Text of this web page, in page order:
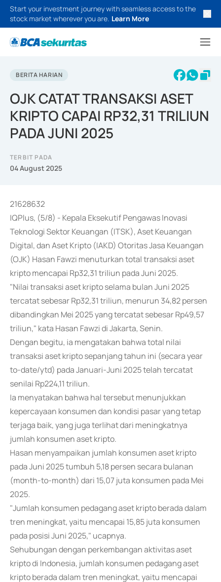
Start your investment journey with seamless access to the
stock market wherever you are. Learn More
BERITA HARIAN
OJK CATAT TRANSAKSI ASET
KRIPTO CAPAI RP32,31 TRILIUN
PADA JUNI 2025
TERBIT PADA
04 August 2025
21628632
IQPlus, (5/8) - Kepala Eksekutif Pengawas Inovasi
Teknologi Sektor Keuangan (ITSK), Aset Keuangan
Digital, dan Aset Kripto (IAKD) Otoritas Jasa Keuangan
(OJK) Hasan Fawzi menuturkan total transaksi aset
kripto mencapai Rp32,31 triliun pada Juni 2025.
"Nilai transaksi aset kripto selama bulan Juni 2025
tercatat sebesar Rp32,31 triliun, menurun 34,82 persen
dibandingkan Mei 2025 yang tercatat sebesar Rp49,57
triliun," kata Hasan Fawzi di Jakarta, Senin.
Dengan begitu, ia mengatakan bahwa total nilai
transaksi aset kripto sepanjang tahun ini (secara year
to-date/ytd) pada Januari-Juni 2025 telah tercatat
senilai Rp224,11 triliun.
Ia menyatakan bahwa hal tersebut menunjukkan
kepercayaan konsumen dan kondisi pasar yang tetap
terjaga baik, yang juga terlihat dari meningkatnya
jumlah konsumen aset kripto.
Hasan menyampaikan jumlah konsumen aset kripto
pada Juni 2025 tumbuh 5,18 persen secara bulanan
(month-to-month) dari 15,07 juta konsumen pada Mei
2025.
"Jumlah konsumen pedagang aset kripto berada dalam
tren meningkat, yaitu mencapai 15,85 juta konsumen
pada posisi Juni 2025," ucapnya.
Sehubungan dengan perkembangan aktivitas aset
kripto di Indonesia, jumlah konsumen pedagang aset
kripto berada dalam tren meningkat, yaitu mencapai